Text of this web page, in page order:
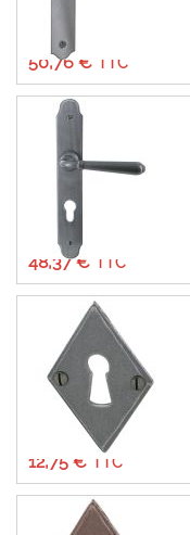
50,76 €
42,30 €
À partir de
48,37 €
40,31 €
À partir de
12,75 €